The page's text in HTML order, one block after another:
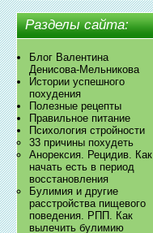
Разделы сайта:
Блог Валентина
Денисова-Мельникова
Истории успешного
похудения
Полезные рецепты
Правильное питание
Психология стройности
33 причины похудеть
Анорексия. Рецидив. Как
начать есть в период
восстановления
Булимия и другие
расстройства пищевого
поведения. РПП. Как
вылечить булимию